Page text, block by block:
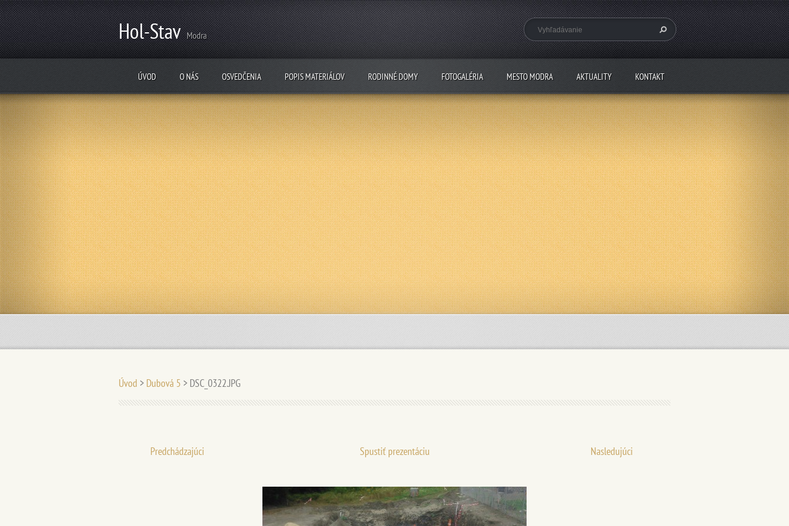
Hol-Stav Modra
ÚVOD O NÁS OSVEDČENIA POPIS MATERIÁLOV RODINNÉ DOMY FOTOGALÉRIA MESTO MODRA AKTUALITY KONTAKT
Úvod > Dubová 5 > DSC_0322.JPG
Predchádzajúci Spustiť prezentáciu Nasledujúci